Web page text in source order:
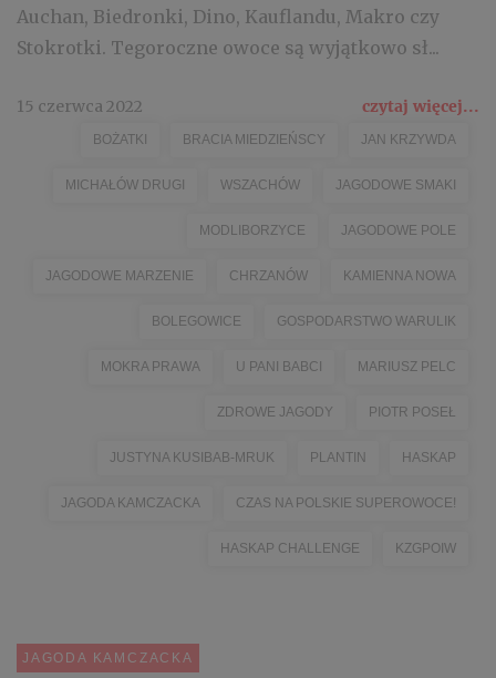
Auchan, Biedronki, Dino, Kauflandu, Makro czy
Stokrotki. Tegoroczne owoce są wyjątkowo sł...
15 czerwca 2022 czytaj więcej...
BOŻATKI BRACIA MIEDZIEŃSCY JAN KRZYWDA
MICHAŁÓW DRUGI WSZACHÓW JAGODOWE SMAKI
MODLIBORZYCE JAGODOWE POLE
JAGODOWE MARZENIE CHRZANÓW KAMIENNA NOWA
BOLEGOWICE GOSPODARSTWO WARULIK
MOKRA PRAWA U PANI BABCI MARIUSZ PELC
ZDROWE JAGODY PIOTR POSEŁ
JUSTYNA KUSIBAB-MRUK PLANTIN HASKAP
JAGODA KAMCZACKA CZAS NA POLSKIE SUPEROWOCE!
HASKAP CHALLENGE KZGPOIW
JAGODA KAMCZACKA